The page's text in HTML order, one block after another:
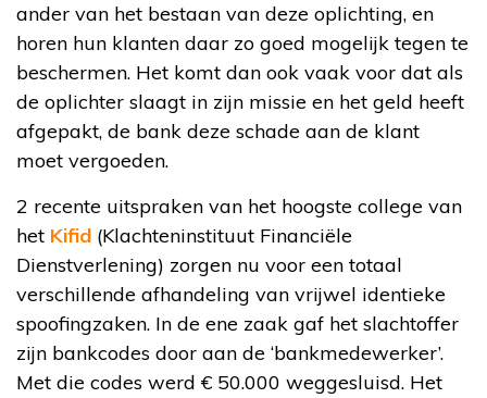
ander van het bestaan van deze oplichting, en
horen hun klanten daar zo goed mogelijk tegen te
beschermen. Het komt dan ook vaak voor dat als
de oplichter slaagt in zijn missie en het geld heeft
afgepakt, de bank deze schade aan de klant
moet vergoeden.
2 recente uitspraken van het hoogste college van
het Kifid (Klachteninstituut Financiële
Dienstverlening) zorgen nu voor een totaal
verschillende afhandeling van vrijwel identieke
spoofingzaken. In de ene zaak gaf het slachtoffer
zijn bankcodes door aan de ‘bankmedewerker’.
Met die codes werd € 50.000 weggesluisd. Het